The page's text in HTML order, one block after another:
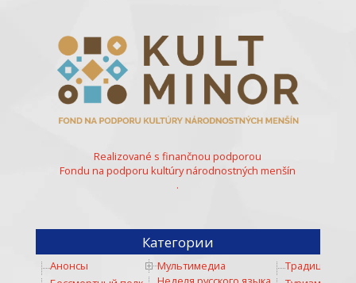
Realizované s finančnou podporou
Fondu na podporu kultúry národnostných menšín
.
Категории
Анонсы
Мультимедиа
Традиции